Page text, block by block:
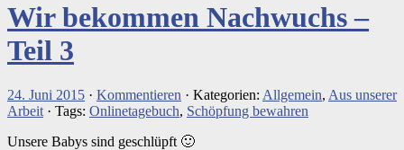
Wir bekommen Nachwuchs –
Teil 3
24. Juni 2015 · Kommentieren · Kategorien: Allgemein, Aus unserer
Arbeit · Tags: Onlinetagebuch, Schöpfung bewahren
Unsere Babys sind geschlüpft 🙂